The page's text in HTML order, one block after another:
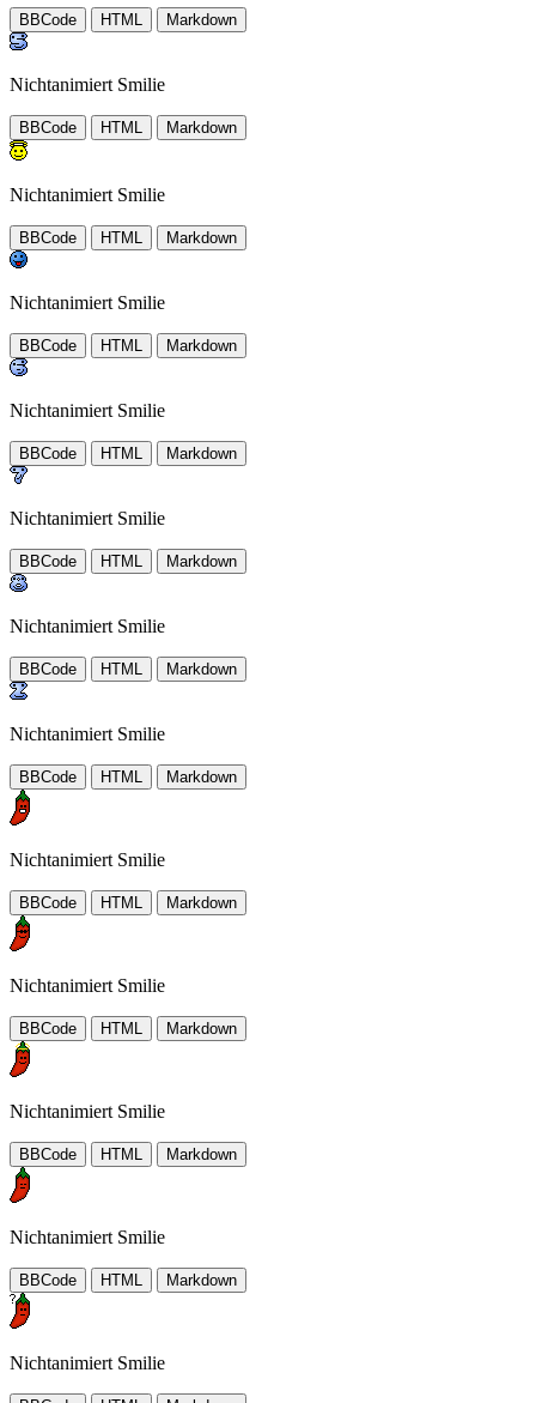
BBCode HTML Markdown
Nichtanimiert Smilie
BBCode HTML Markdown
Nichtanimiert Smilie
BBCode HTML Markdown
Nichtanimiert Smilie
BBCode HTML Markdown
Nichtanimiert Smilie
BBCode HTML Markdown
Nichtanimiert Smilie
BBCode HTML Markdown
Nichtanimiert Smilie
BBCode HTML Markdown
Nichtanimiert Smilie
BBCode HTML Markdown
Nichtanimiert Smilie
BBCode HTML Markdown
Nichtanimiert Smilie
BBCode HTML Markdown
Nichtanimiert Smilie
BBCode HTML Markdown
Nichtanimiert Smilie
BBCode HTML Markdown
Nichtanimiert Smilie